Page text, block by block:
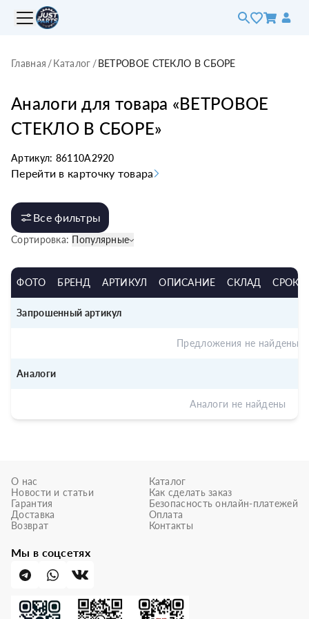
Главная /Каталог /ВЕТРОВОЕ СТЕКЛО В СБОРЕ
Аналоги для товара «ВЕТРОВОЕ
СТЕКЛО В СБОРЕ»
Артикул: 86110A2920
Перейти в карточку товара
Все фильтры
Сортировка: Популярные
ФОТО БРЕНД АРТИКУЛ ОПИСАНИЕ СКЛАД СРОК
Запрошенный артикул
Предложения не найдены
Аналоги
Аналоги не найдены
О нас
Новости и статьи
Гарантия
Доставка
Возврат
Каталог
Как сделать заказ
Безопасность онлайн-платежей
Оплата
Контакты
Мы в соцсетях